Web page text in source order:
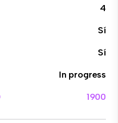
4
Sí
Sí
In progress
1900